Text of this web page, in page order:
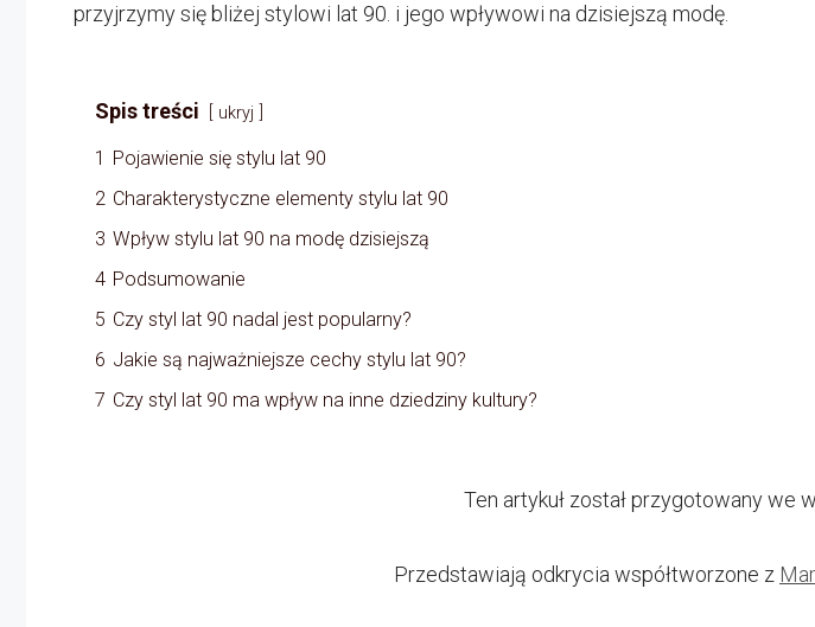
przyjrzymy się bliżej stylowi lat 90. i jego wpływowi na dzisiejszą modę.
Spis treści ukryj
1
Pojawienie się stylu lat 90
2 Charakterystyczne elementy stylu lat 90
3 Wpływ stylu lat 90 na modę dzisiejszą
4 Podsumowanie
5 Czy styl lat 90 nadal jest popularny?
6 Jakie są najważniejsze cechy stylu lat 90?
7 Czy styl lat 90 ma wpływ na inne dziedziny kultury?
Ten artykuł został przygotowany we
Przedstawiają odkrycia współtworzone z